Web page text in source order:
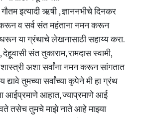
इत्यादी ऋषी , ज्ञाननभीचे दिनकर
करून व सर्व संत महंताना नमन करून
या ग्रंथाचे लेखनासाठी सहाय्य करा.
देहूवासी संत तुकाराम, रामदास स्वामी,
शास्त्री अशा सर्वांना नमन करून सांगतात
तुमच्या सर्वांच्या कृपेने मी हा ग्रंथ
आईप्रमाणे आहात, ज्याप्रमाणे आई
तसेच तुमचे माझे नाते आहे माझ्या